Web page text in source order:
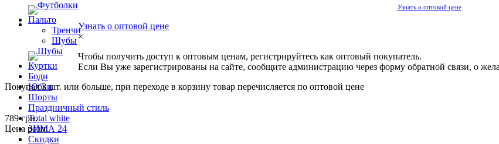
Пальто
Тренчи
Шубы
Куртки
Боди
Юбки
Шорты
Праздничный стиль
Total white
ЗИМА 24
Скидки
Узнать о оптовой цене
Узнать о оптовой цене
×
Чтобы получить доступ к оптовым ценам, регистрируйтесь как оптовый покупатель.
Если Вы уже зарегистрированы на сайте, сообщите администрацию через форму обратной связи, о
Покупая 3 шт. или больше, при переходе в корзину товар перечисляется по оптовой цене
789 грн.
Цена розн.